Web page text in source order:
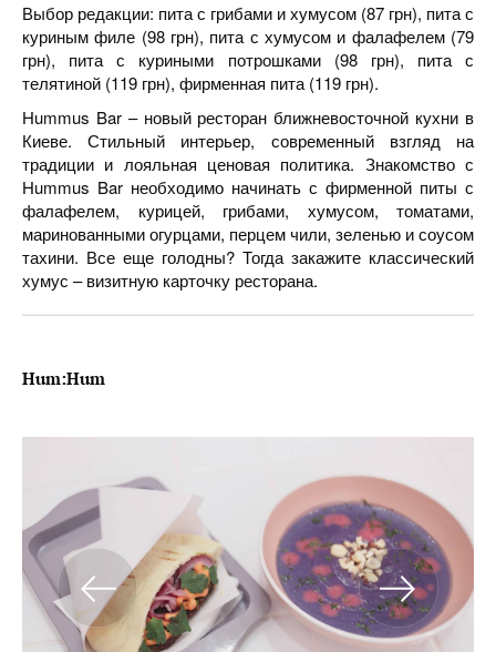
Выбор редакции: пита с грибами и хумусом (87 грн), пита с
куриным филе (98 грн), пита с хумусом и фалафелем (79
грн), пита с куриными потрошками (98 грн), пита с
телятиной (119 грн), фирменная пита (119 грн).
Hummus Bar – новый ресторан ближневосточной кухни в
Киеве. Стильный интерьер, современный взгляд на
традиции и лояльная ценовая политика. Знакомство с
Hummus Bar необходимо начинать с фирменной питы с
фалафелем, курицей, грибами, хумусом, томатами,
маринованными огурцами, перцем чили, зеленью и соусом
тахини. Все еще голодны? Тогда закажите классический
хумус – визитную карточку ресторана.
Hum:Hum